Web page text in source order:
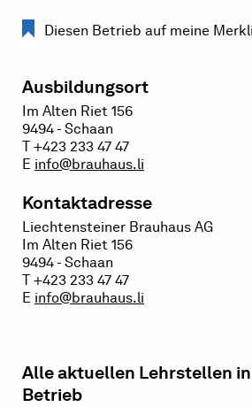
Diesen Betrieb auf meine
Ausbildungsort
Im Alten Riet 156
9494 - Schaan
T +423 233 47 47
E info@brauhaus.li
Kontaktadresse
Liechtensteiner Brauhaus AG
Im Alten Riet 156
9494 - Schaan
T +423 233 47 47
E info@brauhaus.li
Alle aktuellen Lehrstellen
Betrieb